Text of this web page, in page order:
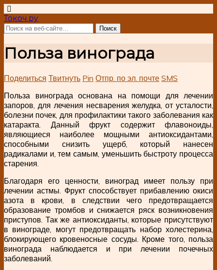
Токоч.ру
Польза винограда
Поделиться Твитнуть Pin Отпр. по эл. почте SMS
Польза винограда основана на помощи для лечении
запоров, для лечения несварения желудка, от усталости,
болезни почек, для профилактики такого заболевания как
катаракта. Данный фрукт содержит флавоноиды,
являющиеся наиболее мощными антиоксидантами,
способными снизить ущерб, который нанесен
радикалами и, тем самым, уменьшить быстроту процесса
старения.
Благодаря его ценности, виноград имеет пользу при
лечении астмы. Фрукт способствует прибавлению окиси
азота в крови, в следствии чего предотвращается
образование тромбов и снижается ряск возникновения
приступов. Так же антиоксиданты, которые присутствуют
в винограде, могут предотвращать набор холестерина,
блокирующего кровеносные сосуды. Кроме того, польза
винограда наблюдается и при лечении почечных
заболеваний.